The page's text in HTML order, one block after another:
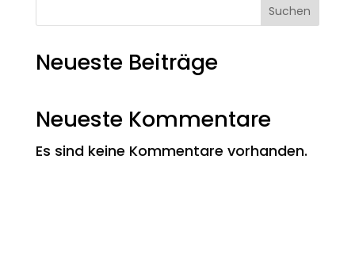
Suchen
Neueste Beiträge
Neueste Kommentare
Es sind keine Kommentare vorhanden.